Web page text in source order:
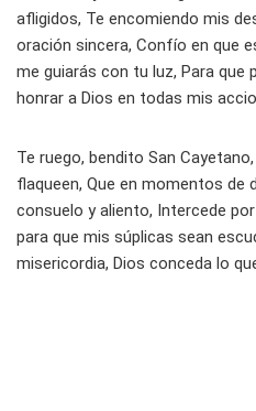
afligidos, Te encomiendo mis
oración sincera, Confío en que
me guiarás con tu luz, Para que
honrar a Dios en todas mis
Te ruego, bendito San
flaqueen, Que en momentos de
consuelo y aliento, Intercede
para que mis súplicas sean
misericordia, Dios conceda lo